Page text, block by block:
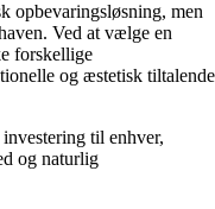
opbevaringsløsning, men
Ved at vælge en
forskellige
og æstetisk tiltalende
til enhver,
og naturlig